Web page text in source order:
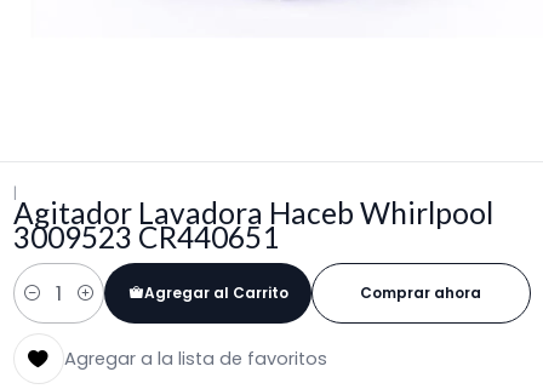
|
Agitador Lavadora Haceb Whirlpool
3009523 CR440651
Cantidad
Agregar al Carrito Comprar ahora
Agregar a la lista de favoritos